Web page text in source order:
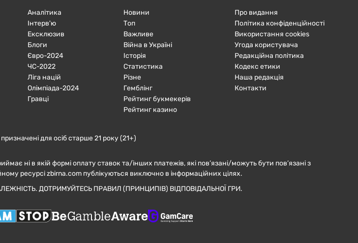
Аналітика
Інтерв'ю
Ексклюзив
Блоги
Євро-2024
ЧC-2022
Ліга націй
Олімпіада-2024
Гравці
Новини
Топ
Важливе
Війна в Україні
Історія
Статистика
Різне
Гемблінг
Рейтинг букмекерів
Рейтинг казино
Про видання
Політика конфіденційності
Використання cookies
Угода користувача
Редакційна політика
Кодекс етики
Наша редакція
Контакти
для осіб старше 21 року (21+)
ні в якій формі оплату ставок та/інших платежів, які пов’язані/можуть бути пов’язані з
ресурсі zbirna.com публікуються виключно в інформаційних цілях.
ДОТРИМУЙТЕСЬ ПРАВИЛ (ПРИНЦИПІВ) ВІДПОВІДАЛЬНОЇ ГРИ.